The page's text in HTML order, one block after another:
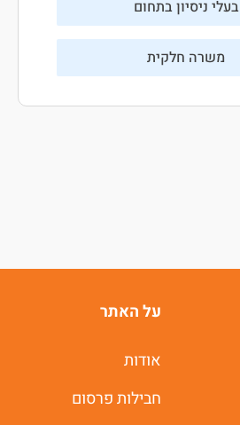
בעלי ניסיון בתחום
משרה חלקית
על האתר
אודות
חבילות פרסום